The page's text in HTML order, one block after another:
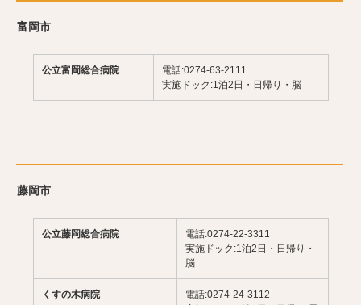
富岡市
公立富岡総合病院
電話:0274-63-2111
実施ドック:1泊2日・日帰り・脳
藤岡市
公立藤岡総合病院
電話:0274-22-3311
実施ドック:1泊2日・日帰り・
脳
くすの木病院
電話:0274-24-3112